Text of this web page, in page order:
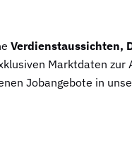
Verdienstaussichten,
Marktdaten
Jobangebote in